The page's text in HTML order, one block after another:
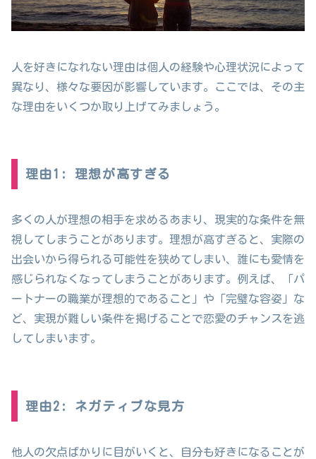
人を好きになれない理由は個人の経験や心理状況によって
異なり、様々な要因が影響しています。ここでは、その主
な理由をいくつか取り上げてみましょう。
理由1: 理想が高すぎる
多くの人が理想の相手を求めるあまり、現実的な条件を無
視してしまうことがあります。理想が高すぎると、実際の
出会いから得られる可能性を狭めてしまい、誰にも愛情を
感じられなくなってしまうことがあります。例えば、「パ
ートナーの職業が理想的であること」や「完璧な容姿」な
ど、実現が難しい条件を掲げることで恋愛のチャンスを逃
してしまいます。
理由2: ネガティブな見方
他人の欠点ばかりに目がいくと、自分も好きになることが